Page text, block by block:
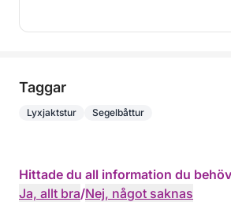
Taggar
Lyxjaktstur Segelbåttur
Hittade du all information du
Ja, allt bra/Nej, något saknas